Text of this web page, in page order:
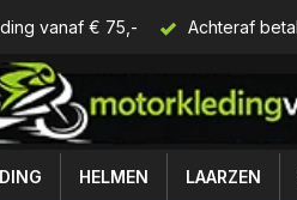
vanaf € 75,- Achteraf
HELMEN LAARZEN